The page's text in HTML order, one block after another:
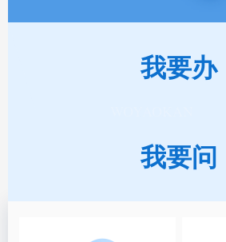
我要办
我要问